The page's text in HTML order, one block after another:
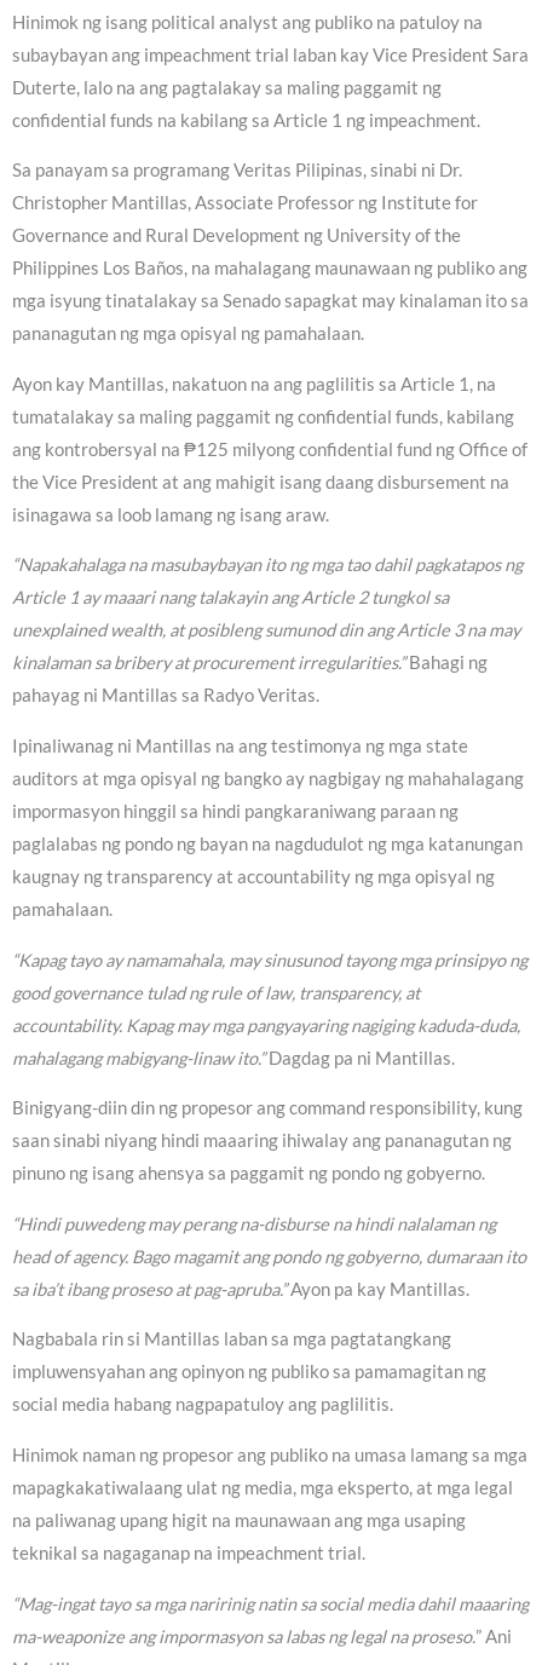
Hinimok ng isang political analyst ang publiko na patuloy na
subaybayan ang impeachment trial laban kay Vice President Sara
Duterte, lalo na ang pagtalakay sa maling paggamit ng
confidential funds na kabilang sa Article 1 ng impeachment.
Sa panayam sa programang Veritas Pilipinas, sinabi ni Dr.
Christopher Mantillas, Associate Professor ng Institute for
Governance and Rural Development ng University of the
Philippines Los Baños, na mahalagang maunawaan ng publiko ang
mga isyung tinatalakay sa Senado sapagkat may kinalaman ito sa
pananagutan ng mga opisyal ng pamahalaan.
Ayon kay Mantillas, nakatuon na ang paglilitis sa Article 1, na
tumatalakay sa maling paggamit ng confidential funds, kabilang
ang kontrobersyal na ₱125 milyong confidential fund ng Office of
the Vice President at ang mahigit isang daang disbursement na
isinagawa sa loob lamang ng isang araw.
“Napakahalaga na masubaybayan ito ng mga tao dahil pagkatapos ng
Article 1 ay maaari nang talakayin ang Article 2 tungkol sa
unexplained wealth, at posibleng sumunod din ang Article 3 na may
kinalaman sa bribery at procurement irregularities.”Bahagi ng
pahayag ni Mantillas sa Radyo Veritas.
Ipinaliwanag ni Mantillas na ang testimonya ng mga state
auditors at mga opisyal ng bangko ay nagbigay ng mahahalagang
impormasyon hinggil sa hindi pangkaraniwang paraan ng
paglalabas ng pondo ng bayan na nagdudulot ng mga katanungan
kaugnay ng transparency at accountability ng mga opisyal ng
pamahalaan.
“Kapag tayo ay namamahala, may sinusunod tayong mga prinsipyo ng
good governance tulad ng rule of law, transparency, at
accountability. Kapag may mga pangyayaring nagiging kaduda-duda,
mahalagang mabigyang-linaw ito.”Dagdag pa ni Mantillas.
Binigyang-diin din ng propesor ang command responsibility, kung
saan sinabi niyang hindi maaaring ihiwalay ang pananagutan ng
pinuno ng isang ahensya sa paggamit ng pondo ng gobyerno.
“Hindi puwedeng may perang na-disburse na hindi nalalaman ng
head of agency. Bago magamit ang pondo ng gobyerno, dumaraan ito
sa iba’t ibang proseso at pag-apruba.”Ayon pa kay Mantillas.
Nagbabala rin si Mantillas laban sa mga pagtatangkang
impluwensyahan ang opinyon ng publiko sa pamamagitan ng
social media habang nagpapatuloy ang paglilitis.
Hinimok naman ng propesor ang publiko na umasa lamang sa mga
mapagkakatiwalaang ulat ng media, mga eksperto, at mga legal
na paliwanag upang higit na maunawaan ang mga usaping
teknikal sa nagaganap na impeachment trial.
“Mag-ingat tayo sa mga naririnig natin sa social media dahil maaaring
ma-weaponize ang impormasyon sa labas ng legal na proseso.” Ani